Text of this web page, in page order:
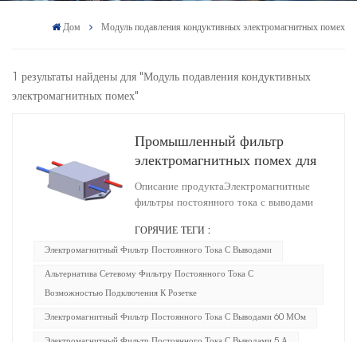
Дом Модуль подавления кондуктивных электромагнитных помех
1 результаты найдены для "Модуль подавления кондуктивных
электромагнитных помех"
Промышленный фильтр
электромагнитных помех для
фонаря 5A 60 мОм
постоянного тока с выводами.
Описание продуктаЭлектромагнитные
фильтры постоянного тока с выводами
ГОРЯЧИЕ ТЕГИ :
Электромагнитный Фильтр Постоянного Тока С Выводами
Альтернатива Сетевому Фильтру Постоянного Тока С
Возможностью Подключения К Розетке
Электромагнитный Фильтр Постоянного Тока С Выводами 60 МОм